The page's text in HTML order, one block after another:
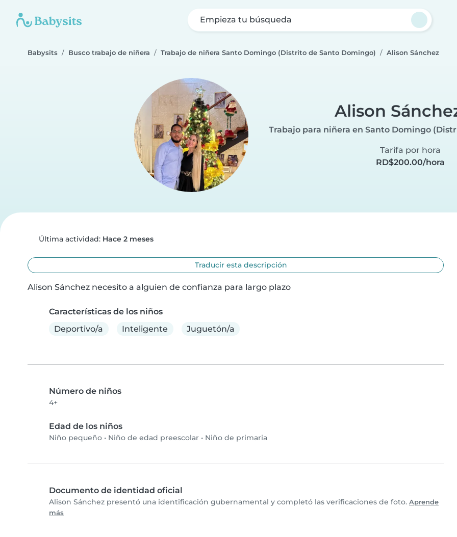
Empieza tu búsqueda
Babysits Busco trabajo de niñera Trabajo de niñera Santo Domingo (Distrito de Santo Domingo) Alison Sánchez
Alison
Trabajo para niñera en Santo Domingo
Tarifa por hora
RD$200.00/hora
Última actividad: Hace 2 meses
Traducir esta descripción
Alison Sánchez necesito a alguien de confianza para largo plazo
Características de los niños
Deportivo/a
Inteligente Juguetón/a
Número de niños
4+
Edad de los niños
Niño pequeño • Niño de edad preescolar • Niño de primaria
Documento de identidad oficial
Alison Sánchez presentó una identificación gubernamental y completó las verificaciones de foto. Aprende
más